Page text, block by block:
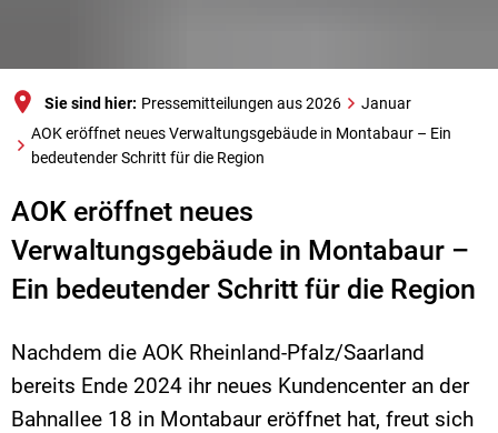
Sie sind hier: Pressemitteilungen aus 2026
Januar
AOK eröffnet neues Verwaltungsgebäude in Montabaur – Ein
bedeutender Schritt für die Region
AOK eröffnet neues
Verwaltungsgebäude in Montabaur –
Ein bedeutender Schritt für die Region
Nachdem die AOK Rheinland-Pfalz/Saarland
bereits Ende 2024 ihr neues Kundencenter an der
Bahnallee 18 in Montabaur eröffnet hat, freut sich